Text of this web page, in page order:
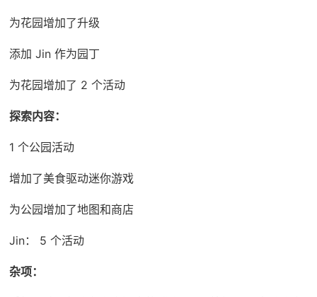
为花园增加了升级
添加 Jin 作为园丁
为花园增加了 2 个活动
探索内容：
1 个公园活动
增加了美食驱动迷你游戏
为公园增加了地图和商店
Jin： 5 个活动
杂项：